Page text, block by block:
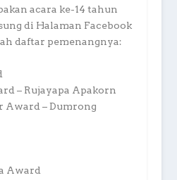
acara ke-14 tahun
di Halaman Facebook
daftar pemenangnya:
– Rujayapa Apakorn
Award – Dumrong
Award